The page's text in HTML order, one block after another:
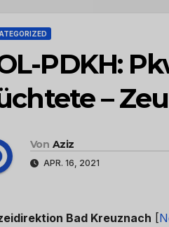
PDKH:
–
Von Aziz
APR. 16, 2021
Bad Kreuznach [